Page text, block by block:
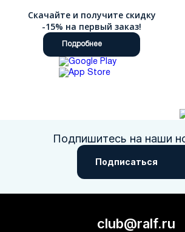
Скачайте и получите скидку
-15% на первый заказ!
Подробнее
Подпишитесь на наши
Подписаться
club@ralf.ru